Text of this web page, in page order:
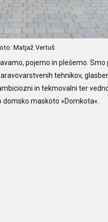
Matjaž Vertuš
pojemo in plešemo.
tehnikov,
in tekmovalni ter
domsko maskoto »Domkota«.